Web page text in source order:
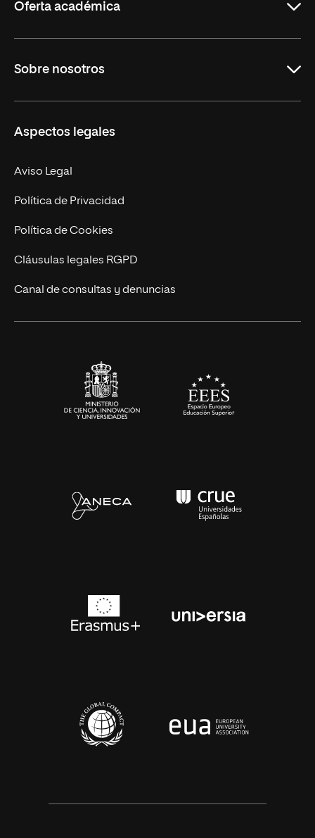
Oferta académica
Másteres Oficiales
Doctorados
Experto Universitario
Postgrados
Cursos Universitarios
Sobre nosotros
Facultades
Nuestro Equipo
Trabaja en UNIR
Actualidad
UNIR Revista
Eventos
Aspectos legales
Aviso Legal
Política de Privacidad
Política de Cookies
Cláusulas legales RGPD
Canal de consultas y denuncias